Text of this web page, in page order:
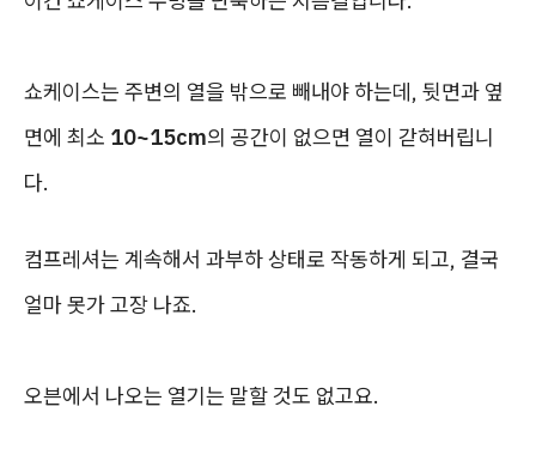
쇼케이스는 주변의 열을 밖으로 빼내야 하는데, 뒷면과 옆
면에 최소 10~15cm의 공간이 없으면 열이 갇혀버립니
다.
컴프레셔는 계속해서 과부하 상태로 작동하게 되고, 결국
얼마 못가 고장 나죠.
오븐에서 나오는 열기는 말할 것도 없고요.